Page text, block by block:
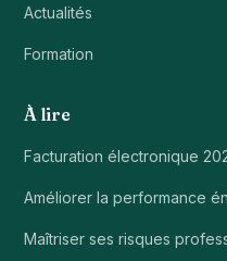
Actualités
Formation
À lire
Facturation électronique
Améliorer la performance
Maîtriser ses risques